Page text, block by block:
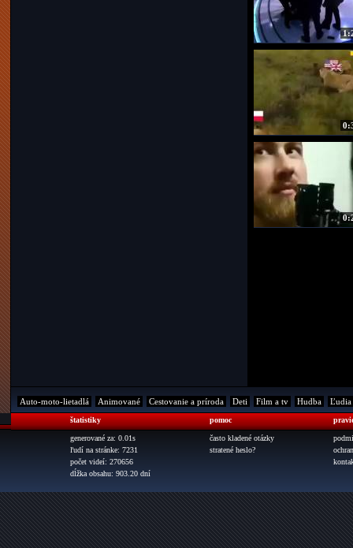
Auto-moto-lietadlá Animované Cestovanie a príroda Deti Film a tv Hudba Ľudia
štatistiky
generované za: 0.01s
ľudí na stránke: 7231
počet videí: 270656
dĺžka obsahu: 903.20 dní
pomoc
často kladené otázky
stratené heslo?